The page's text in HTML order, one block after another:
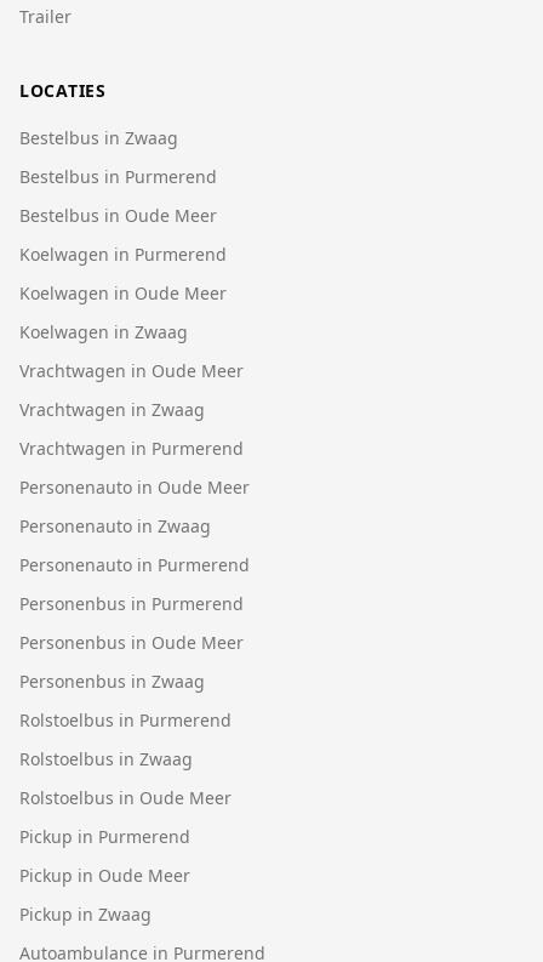
Trailer
LOCATIES
Bestelbus in Zwaag
Bestelbus in Purmerend
Bestelbus in Oude Meer
Koelwagen in Purmerend
Koelwagen in Oude Meer
Koelwagen in Zwaag
Vrachtwagen in Oude Meer
Vrachtwagen in Zwaag
Vrachtwagen in Purmerend
Personenauto in Oude Meer
Personenauto in Zwaag
Personenauto in Purmerend
Personenbus in Purmerend
Personenbus in Oude Meer
Personenbus in Zwaag
Rolstoelbus in Purmerend
Rolstoelbus in Zwaag
Rolstoelbus in Oude Meer
Pickup in Purmerend
Pickup in Oude Meer
Pickup in Zwaag
Autoambulance in Purmerend